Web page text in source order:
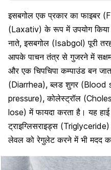
इसबगोल एक प्रकार का फाइबर
(Laxativ) के रूप में उपयोग
नाते, इसबगोल (Isabgol) पूरी
आपके पाचन तंत्र से गुजरने में
और एक चिपचिपा कम्पाउंड बन
(Diarrhea), ब्लड शुगर (Blood
pressure), कोलेस्ट्रॉल
lose) में फायदा करता है। यह
ट्राइग्लिसराइड्स
लेवल को रेगुलेट करने में भी मदद